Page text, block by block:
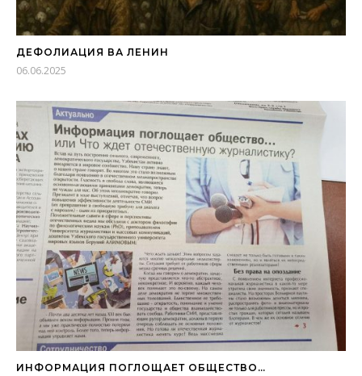
ДЕФОЛИАЦИЯ ВА ЛЕНИН
06.06.2025
ИНФОРМАЦИЯ ПОГЛОЩАЕТ ОБЩЕСТВО…